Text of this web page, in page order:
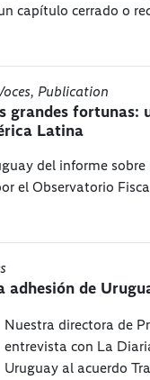
capítulo cerrado o
Publication
grandes fortunas:
Latina
del informe
el Observatorio
adhesión de
Nuestra directora de
entrevista con La
Uruguay al acuerdo